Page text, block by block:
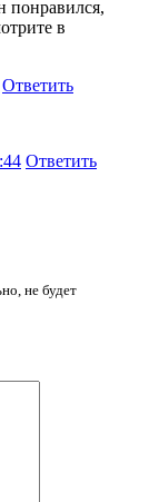
понравился,
в
Ответить
Ответить
не будет